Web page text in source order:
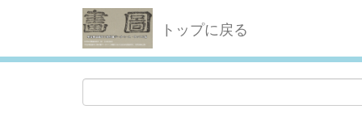
トップに戻る